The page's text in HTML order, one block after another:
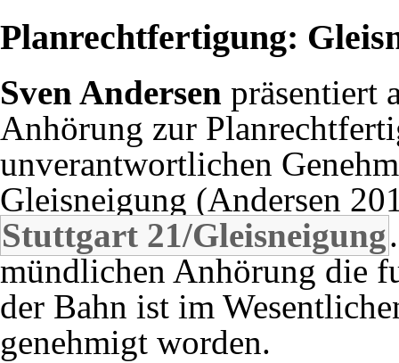
Planrechtfertigung:
Sven Andersen präsentiert
Anhörung zur
unverantwortlichen
Gleisneigung (Andersen
Stuttgart 21/Gleisneigung
mündlichen Anhörung die
der Bahn ist im
genehmigt worden.